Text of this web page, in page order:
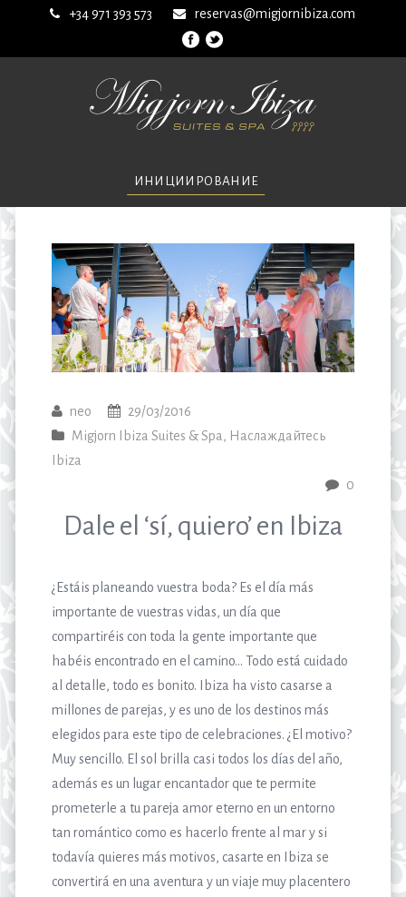
+34 971 393 573 reservas@migjornibiza.com
ИНИЦИИРОВАНИЕ
neo
29/03/2016
Migjorn Ibiza Suites & Spa , Наслаждайтесь
Ibiza
0
Dale el ‘sí, quiero’ en Ibiza
¿Estáis planeando vuestra boda? Es el día más
importante de vuestras vidas, un día que
compartiréis con toda la gente importante que
habéis encontrado en el camino… Todo está cuidado
al detalle, todo es bonito. Ibiza ha visto casarse a
millones de parejas, y es uno de los destinos más
elegidos para este tipo de celebraciones. ¿El motivo?
Muy sencillo. El sol brilla casi todos los días del año,
además es un lugar encantador que te permite
prometerle a tu pareja amor eterno en un entorno
tan romántico como es hacerlo frente al mar y si
todavía quieres más motivos, casarte en Ibiza se
convertirá en una aventura y un viaje muy placentero